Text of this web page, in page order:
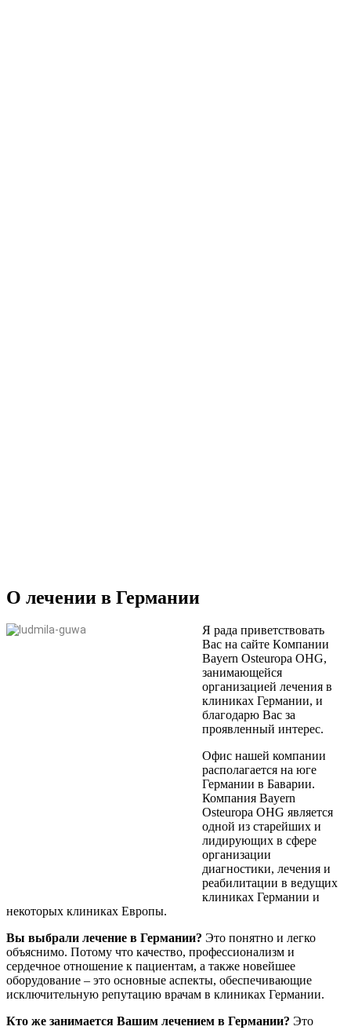
О лечении в Германии
Я рада приветствовать
Вас на сайте Кoмпании
Bayern Osteuropa OHG,
занимающейся
организацией лечения в
клиниках Германии, и
благодарю Вас за
проявленный интерес.
Офис нашей компании
располагается на юге
Германии в Баварии.
Компания Bayern
Osteuropa OHG является
одной из старейших и
лидирующих в сфере
организации
диагностики, лечения и
реабилитации в ведущих
клиниках Германии и
некоторых клиниках Европы.
Вы выбрали лечение в Германии? Это понятно и легко
объяснимо. Потому что качество, профессионализм и
сердечное отношение к пациентам, а также новейшее
оборудование – это основные аспекты, обеспечивающие
исключительную репутацию врачам в клиниках Германии.
Кто же занимается Вашим лечением в Германии? Это